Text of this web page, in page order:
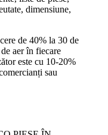
dimensiune,
de 40% la 30 de
aer în fiecare
este cu 10-20%
sau